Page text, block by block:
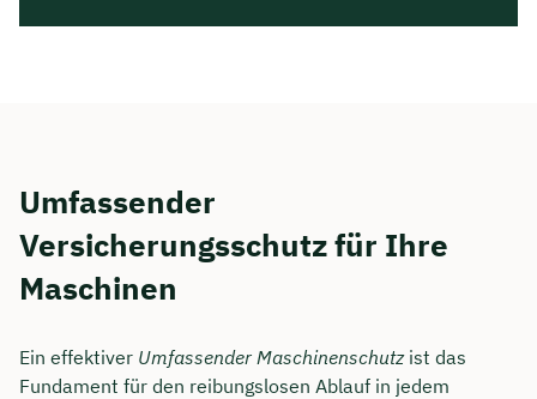
Umfassender
Versicherungsschutz für Ihre
Maschinen
Ein effektiver Umfassender Maschinenschutzist das
Fundament für den reibungslosen Ablauf in jedem